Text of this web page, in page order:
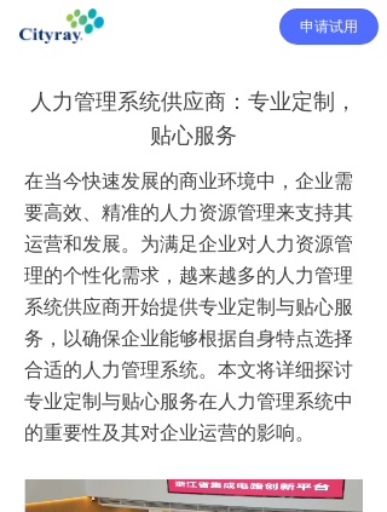
申请试用
人力管理系统供应商：专业定制，
贴心服务
在当今快速发展的商业环境中，企业需
要高效、精准的人力资源管理来支持其
运营和发展。为满足企业对人力资源管
理的个性化需求，越来越多的人力管理
系统供应商开始提供专业定制与贴心服
务，以确保企业能够根据自身特点选择
合适的人力管理系统。本文将详细探讨
专业定制与贴心服务在人力管理系统中
的重要性及其对企业运营的影响。